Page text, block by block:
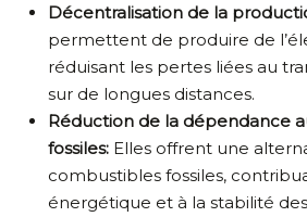
Décentralisation de la
permettent de produire de
réduisant les pertes liées au
sur de longues distances.
Réduction de la dépendance
fossiles: Elles offrent une
combustibles fossiles,
énergétique et à la stabilité